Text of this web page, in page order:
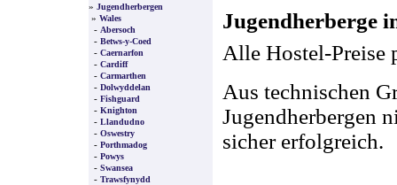
» Jugendherbergen
» Wales
- Abersoch
- Betws-y-Coed
- Caernarfon
- Cardiff
- Carmarthen
- Dolwyddelan
- Fishguard
- Knighton
- Llandudno
- Oswestry
- Porthmadog
- Powys
- Swansea
- Trawsfynydd
Jugendherberge
Alle Hostel-Preise
Aus technischen
Jugendherbergen
sicher erfolgreich.